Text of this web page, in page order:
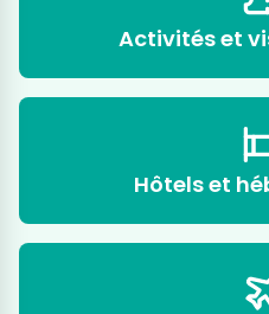
Activités et
Hôtels et